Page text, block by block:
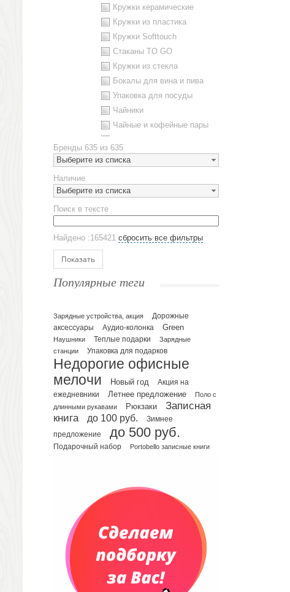
Кружки керамические
Кружки из пластика
Кружки Softtouch
Стаканы TO GO
Кружки из стекла
Бокалы для вина и пива
Упаковка для посуды
Чайники
Чайные и кофейные пары
Наборы посуды
Предметы сервировки
Стаканы
Эко кружки
ЕВРОПОСУДА
Аксессуары
Ежедневники и блокноты
Датированные ежедневники
Планинги и телефонные книжки
Планинги датированные
Планинги недатированные
Телефонные книжки
Органайзер на ежедневник
Сумки и Рюкзаки
Сумки для планшетов и ноутбуков
Рюкзаки
Конференц-сумки
Несессеры и косметички
Портфели
Чехлы для планшетов и ноутбуков
Сумка на пояс или шею
Аксессуары
Бренды 635 из 635
Выберите из списка
Наличие
Выберите из списка
Поиск в тексте
Найдено :165421 сбросить все фильтры
Показать
Популярные теги
Зарядные устройства, акция
Дорожные
аксессуары
Аудио-колонка Green
Наушники Теплые подарки
Зарядные
станции
Упаковка для подарков
Недорогие офисные
мелочи
Новый год
Акция на
ежедневники
Летнее предложение
Поло с
длинными рукавами
Рюкзаки
Записная
книга
до 100 руб.
Зимнее
предложение
до 500 руб.
Подарочный набор Portobello записные книги